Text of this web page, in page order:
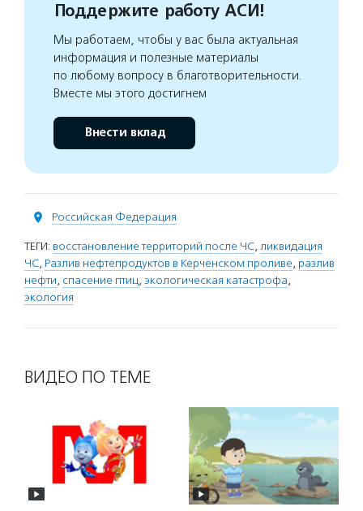
Поддержите работу АСИ!
Мы работаем, чтобы у вас была актуальная
информация и полезные материалы
по любому вопросу в благотворительности.
Вместе мы этого достигнем
Внести вклад
Российская Федерация
ТЕГИ: восстановление территорий после ЧС, ликвидация
ЧС, Разлив нефтепродуктов в Керченском проливе, разлив
нефти, спасение птиц, экологическая катастрофа,
экология
ВИДЕО ПО ТЕМЕ